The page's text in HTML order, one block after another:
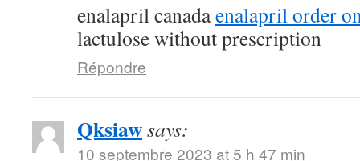
enalapril canadaenalapril order
lactulose without prescription
Répondre
Qksiawsays:
10 septembre 2023 at 5 h 47 min